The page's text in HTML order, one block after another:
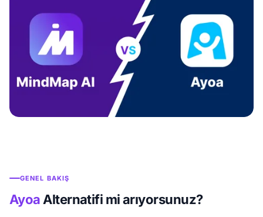
GENEL BAKIŞ
AyoaAlternatifi mi arıyorsunuz?